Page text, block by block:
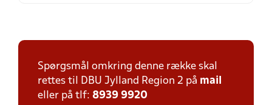
Spørgsmål omkring denne række skal
rettes til DBU Jylland Region 2 på mail
eller på tlf: 8939 9920